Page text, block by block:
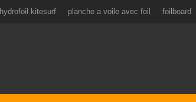
hydrofoil kitesurf planche a voile avec foil foilboard